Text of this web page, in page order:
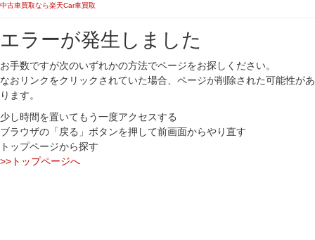
中古車買取なら楽天Car車買取
エラーが発生しました
お手数ですが次のいずれかの方法でページをお探しください。
なおリンクをクリックされていた場合、ページが削除された可能性があ
ります。
少し時間を置いてもう一度アクセスする
ブラウザの「戻る」ボタンを押して前画面からやり直す
トップページから探す
>>トップページへ